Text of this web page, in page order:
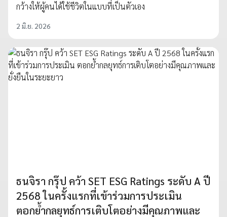
กว้างให้ผู้คนได้ใช้ชีวิตในแบบที่เป็นตัวเอง
2 มิ.ย. 2026
ธนจิรา กรุ๊ป คว้า SET ESG Ratings ระดับ A ปี
2568 ในครั้งแรกที่เข้าร่วมการประเมิน
ตอกย้ำกลยุทธ์การเติบโตอย่างมีคุณภาพและ